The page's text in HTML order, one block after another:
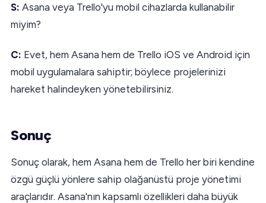
S: Asana veya Trello'yu mobil cihazlarda kullanabilir
miyim?
C: Evet, hem Asana hem de Trello iOS ve Android için
mobil uygulamalara sahiptir; böylece projelerinizi
hareket halindeyken yönetebilirsiniz.
Sonuç
Sonuç olarak, hem Asana hem de Trello her biri kendine
özgü güçlü yönlere sahip olağanüstü proje yönetimi
araçlarıdır. Asana'nın kapsamlı özellikleri daha büyük